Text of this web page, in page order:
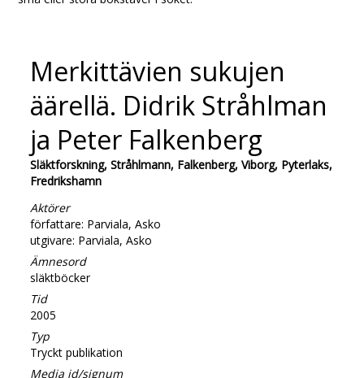
Merkittävien sukujen
äärellä. Didrik Stråhlman
ja Peter Falkenberg
Släktforskning, Stråhlmann, Falkenberg, Viborg, Pyterlaks,
Fredrikshamn
Aktörer
författare: Parviala, Asko
utgivare: Parviala, Asko
Ämnesord
släktböcker
Tid
2005
Typ
Tryckt publikation
Media id/signum